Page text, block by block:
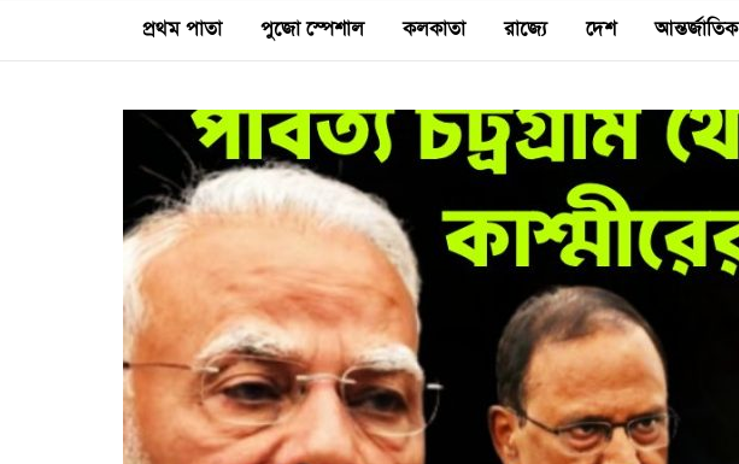
প্রথম পাতা পুজো স্পেশাল কলকাতা রাজ্যে দেশ আন্তর্জাতিক